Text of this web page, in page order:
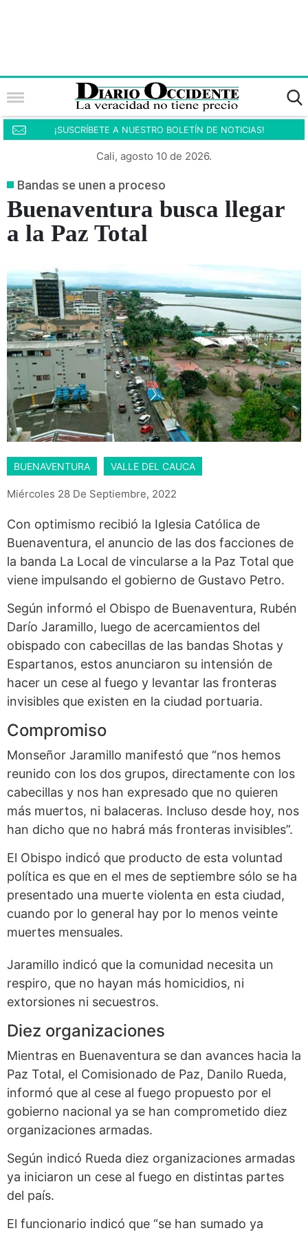
¡SUSCRÍBETE A NUESTRO BOLETÍN DE NOTICIAS!
Cali, agosto 10 de 2026.
Bandas se unen a proceso
Buenaventura busca llegar
a la Paz Total
BUENAVENTURA VALLE DEL CAUCA
Miércoles 28 De Septiembre, 2022
Con optimismo recibió la Iglesia Católica de
Buenaventura, el anuncio de las dos facciones de
la banda La Local de vincularse a la Paz Total que
viene impulsando el gobierno de Gustavo Petro.
Según informó el Obispo de Buenaventura, Rubén
Darío Jaramillo, luego de acercamientos del
obispado con cabecillas de las bandas Shotas y
Espartanos, estos anunciaron su intensión de
hacer un cese al fuego y levantar las fronteras
invisibles que existen en la ciudad portuaria.
Compromiso
Monseñor Jaramillo manifestó que “nos hemos
reunido con los dos grupos, directamente con los
cabecillas y nos han expresado que no quieren
más muertos, ni balaceras. Incluso desde hoy, nos
han dicho que no habrá más fronteras invisibles”.
El Obispo indicó que producto de esta voluntad
política es que en el mes de septiembre sólo se ha
presentado una muerte violenta en esta ciudad,
cuando por lo general hay por lo menos veinte
muertes mensuales.
Jaramillo indicó que la comunidad necesita un
respiro, que no hayan más homicidios, ni
extorsiones ni secuestros.
Diez organizaciones
Mientras en Buenaventura se dan avances hacia la
Paz Total, el Comisionado de Paz, Danilo Rueda,
informó que al cese al fuego propuesto por el
gobierno nacional ya se han comprometido diez
organizaciones armadas.
Según indicó Rueda diez organizaciones armadas
ya iniciaron un cese al fuego en distintas partes
del país.
El funcionario indicó que “se han sumado ya